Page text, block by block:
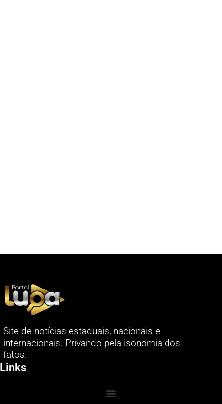
Site de notícias estaduais, nacionais e
internacionais. Privando pela isonomia dos
fatos.
Links